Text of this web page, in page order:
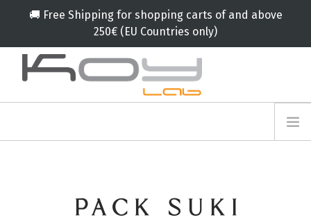
🚚 Free Shipping for shopping carts of and above
250€ (EU Countries only)
PACK SUKI